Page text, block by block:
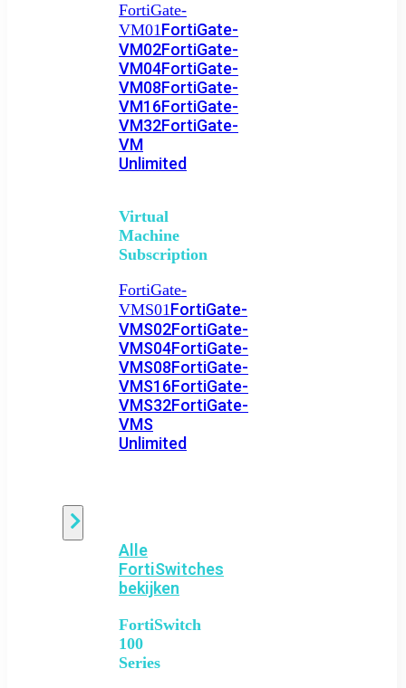
FortiGate-
VM01FortiGate-
VM02FortiGate-
VM04FortiGate-
VM08FortiGate-
VM16FortiGate-
VM32FortiGate-
VM
Unlimited
Virtual
Machine
Subscription
FortiGate-
VMS01FortiGate-
VMS02FortiGate-
VMS04FortiGate-
VMS08FortiGate-
VMS16FortiGate-
VMS32FortiGate-
VMS
Unlimited
Alle
FortiSwitches
bekijken
FortiSwitch
100
Series